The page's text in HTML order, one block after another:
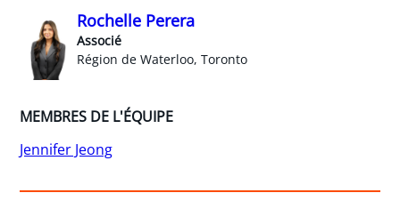
Rochelle Perera
Associé
Région de Waterloo, Toronto
MEMBRES DE L'ÉQUIPE
Jennifer Jeong